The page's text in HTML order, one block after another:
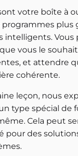
votre boîte à
plus
intelligents. Vous
vous le
et attendre
cohérente.
leçon, nous
type spécial de
Cela peut
pour des